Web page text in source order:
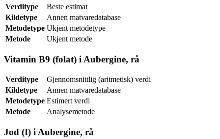
Verditype
Beste estimat
Kildetype
Annen matvaredatabase
Metodetype Ukjent metodetype
Metode
Ukjent metode
Vitamin B9 (folat) i Aubergine, rå
Verditype
Gjennomsnittlig (aritmetisk) verdi
Kildetype
Annen matvaredatabase
Metodetype Estimert verdi
Metode
Analysemetode
Jod (I) i Aubergine, rå